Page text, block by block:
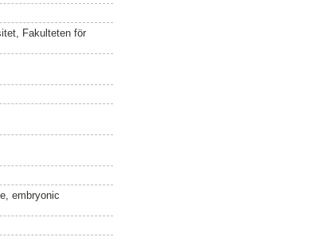
Fakulteten för
embryonic